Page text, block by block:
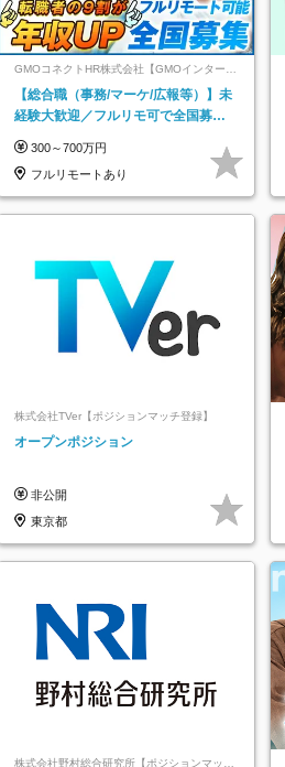
GMOコネクトHR株式会社【GMOインターネ
ットグループ】
【総合職（事務/マーケ/広報等）】未
経験大歓迎／フルリモ可で全国募
★
300～700万円
フルリモートあり
株式会社TVer【ポジションマッチ登録】
オープンポジション
非公開
東京都
株式会社野村総合研究所【ポジションマッチ